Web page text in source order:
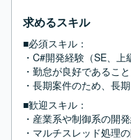
求めるスキル
■必須スキル：
・C#開発経験（SE、上
・勤怠が良好であること
・長期案件のため、長
■歓迎スキル：
・産業系や制御系の開
・マルチスレッド処理